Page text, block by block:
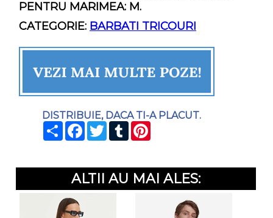
PENTRU MARIMEA: M.
CATEGORIE: BARBATI TRICOURI
DISTRIBUIE, DACA TI-A PLACUT.
SHAREFACEBOOK
TWITTER
TUMBLR
ALTII AU MAI ALES: